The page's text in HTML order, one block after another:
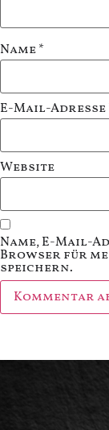
Name*
E-Mail-Adresse
Website
Name, E-Mail-
Browser für
speichern.